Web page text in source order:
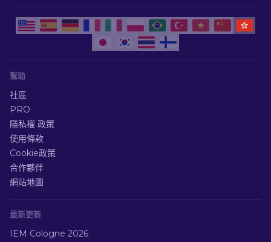
幫助
社區
PRO
隱私權 政策
使用條款
Cookie政策
合作夥伴
網站地圖
最新更新
IEM Cologne 2026